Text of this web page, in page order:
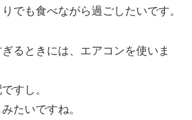
でも食べながら過ごしたいです。
るときには、エアコンを使いま
すし。
たいですね。